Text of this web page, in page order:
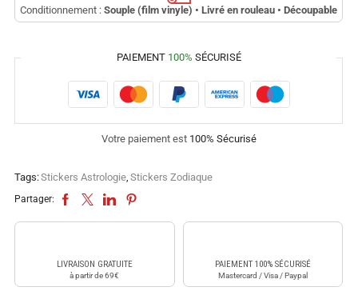
Conditionnement : Souple (film vinyle) • Livré en rouleau • Découpable
PAIEMENT 100% SÉCURISÉ
Votre paiement est 100% Sécurisé
Tags:Stickers Astrologie, Stickers Zodiaque
Partager:
LIVRAISON GRATUITE
à partir de 69€
PAIEMENT 100% SÉCURISÉ
Mastercard / Visa / Paypal